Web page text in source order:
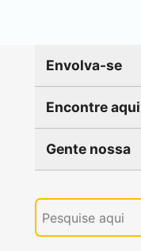
Envolva-se
Encontre aqui
Gente nossa